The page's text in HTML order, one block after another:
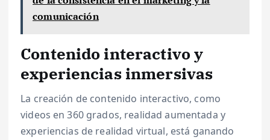
comunicación
Contenido interactivo y
experiencias inmersivas
La creación de contenido interactivo, como
videos en 360 grados, realidad aumentada y
experiencias de realidad virtual, está ganando